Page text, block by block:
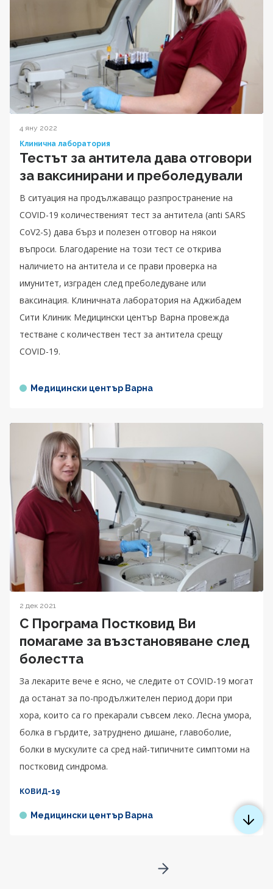
4 яну 2022
Клинична лаборатория
Тестът за антитела дава отговори
за ваксинирани и преболедували
В ситуация на продължаващо разпространение на
COVID-19 количественият тест за антитела (anti SARS
CoV2-S) дава бърз и полезен отговор на някои
въпроси. Благодарение на този тест се открива
наличието на антитела и се прави проверка на
имунитет, изграден след преболедуване или
ваксинация. Клиничната лаборатория на Аджибадем
Сити Клиник Медицински център Варна провежда
тестване с количествен тест за антитела срещу
COVID-19.
Медицински център Варна
2 дек 2021
С Програма Постковид Ви
помагаме за възстановяване след
болестта
За лекарите вече е ясно, че следите от COVID-19 могат
да останат за по-продължителен период дори при
хора, които са го прекарали съвсем леко. Лесна умора,
болка в гърдите, затруднено дишане, главоболие,
болки в мускулите са сред най-типичните симптоми на
постковид синдрома.
КОВИД-19
Медицински център Варна
Go to next page